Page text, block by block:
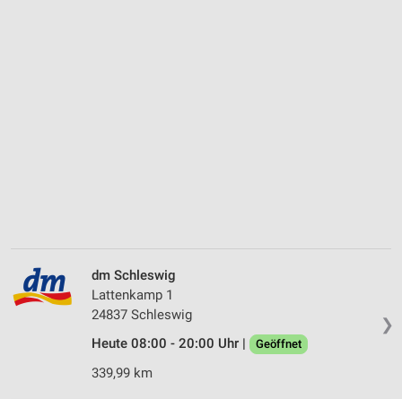
❯
dm Schleswig
Lattenkamp 1
24837 Schleswig
Heute 08:00 - 20:00 Uhr |
Geöffnet
339,99 km